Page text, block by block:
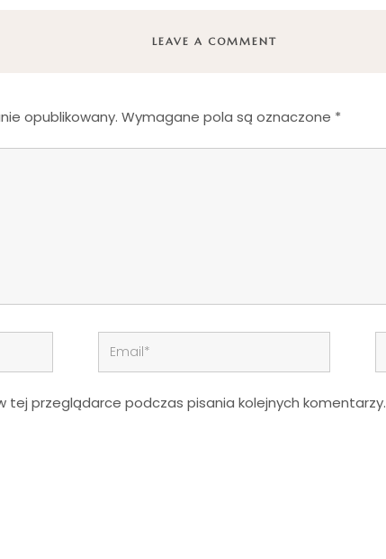
LEAVE A COMMENT
opublikowany. Wymagane pola są oznaczone *
tej przeglądarce podczas pisania kolejnych komentarzy.